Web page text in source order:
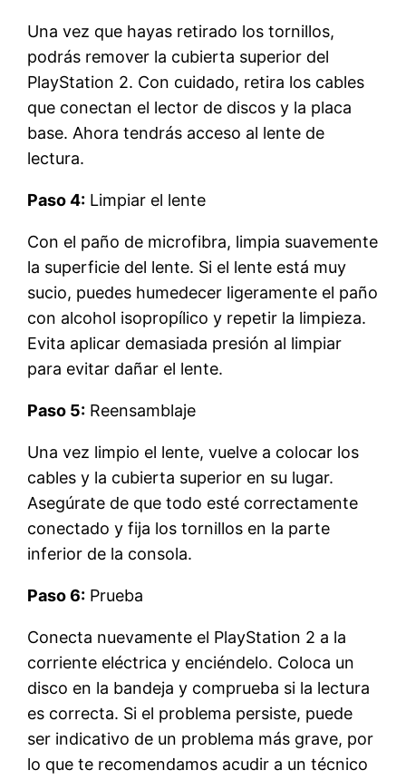
Una vez que hayas retirado los tornillos,
podrás remover la cubierta superior del
PlayStation 2. Con cuidado, retira los cables
que conectan el lector de discos y la placa
base. Ahora tendrás acceso al lente de
lectura.
Paso 4: Limpiar el lente
Con el paño de microfibra, limpia suavemente
la superficie del lente. Si el lente está muy
sucio, puedes humedecer ligeramente el paño
con alcohol isopropílico y repetir la limpieza.
Evita aplicar demasiada presión al limpiar
para evitar dañar el lente.
Paso 5: Reensamblaje
Una vez limpio el lente, vuelve a colocar los
cables y la cubierta superior en su lugar.
Asegúrate de que todo esté correctamente
conectado y fija los tornillos en la parte
inferior de la consola.
Paso 6: Prueba
Conecta nuevamente el PlayStation 2 a la
corriente eléctrica y enciéndelo. Coloca un
disco en la bandeja y comprueba si la lectura
es correcta. Si el problema persiste, puede
ser indicativo de un problema más grave, por
lo que te recomendamos acudir a un técnico